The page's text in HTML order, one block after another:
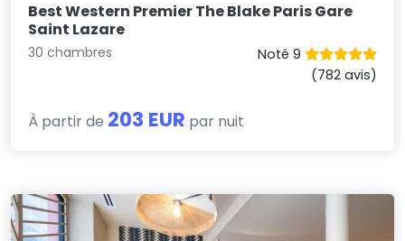
Best Western Premier The Blake Paris Gare
Saint Lazare
30 chambres
Noté 9
(782 avis)
À partir de 203 EUR par nuit